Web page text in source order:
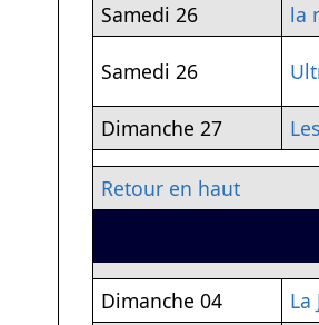
Samedi 26
la
Samedi 26
Dimanche 27
Retour en haut
Dimanche 04 La